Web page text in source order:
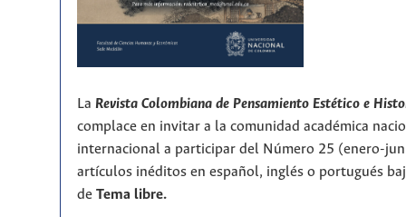
La Revista Colombiana de Pensamiento Estético e
complace en invitar a la comunidad académica
internacional a participar del Número 25 (enero-
artículos inéditos en español, inglés o portugués
de Tema libre.